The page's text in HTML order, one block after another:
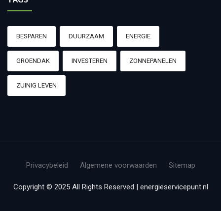
BESPAREN DUURZAAM ENERGIE
GROENDAK INVESTEREN ZONNEPANELEN
ZUINIG LEVEN
Privacybeleid Algemene voorwaarden Sitemap
Copyright © 2025 All Rights Reserved | energieservicepunt.nl